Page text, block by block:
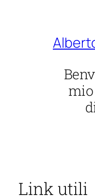
Link utili